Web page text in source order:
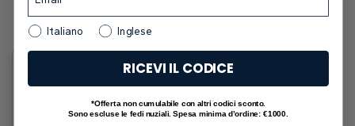
Recensioni Clienti
300+ Recensioni
5
Lascia una recensione
Trustpilot
Lascia una recensione
Italiano Inglese
RICEVI IL CODICE
*Offerta non cumulabile con altri codici sconto.
Sono escluse le fedi nuziali. Spesa minima d’ordine: €1000.